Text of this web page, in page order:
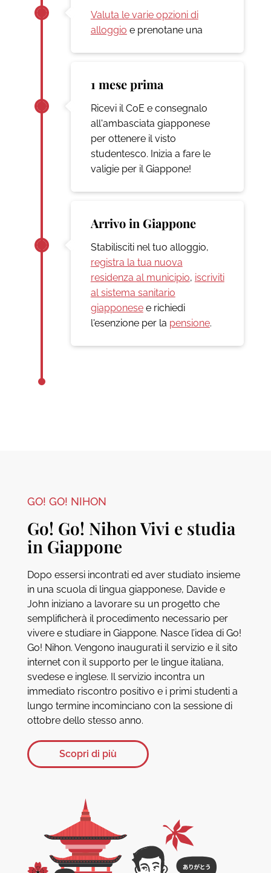
Valuta le varie opzioni di
alloggio e prenotane una
1 mese prima
Ricevi il CoE e consegnalo
all'ambasciata giapponese
per ottenere il visto
studentesco. Inizia a fare le
valigie per il Giappone!
Arrivo in Giappone
Stabilisciti nel tuo alloggio,
registra la tua nuova
residenza al municipio, iscriviti
al sistema sanitario
giapponesee richiedi
l'esenzione per la pensione.
GO! GO! NIHON
Go! Go! Nihon Vivi e studia
in Giappone
Dopo essersi incontrati ed aver studiato insieme
in una scuola di lingua giapponese, Davide e
John iniziano a lavorare su un progetto che
semplificherà il procedimento necessario per
vivere e studiare in Giappone. Nasce l’idea di Go!
Go! Nihon. Vengono inaugurati il servizio e il sito
internet con il supporto per le lingue italiana,
svedese e inglese. Il servizio incontra un
immediato riscontro positivo e i primi studenti a
lungo termine incominciano con la sessione di
ottobre dello stesso anno.
Scopri di più